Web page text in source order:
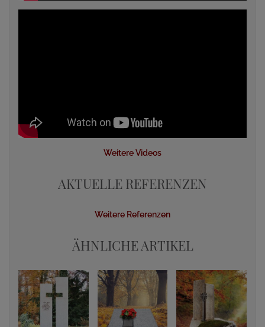
Weitere Videos
AKTUELLE REFERENZEN
Weitere Referenzen
ÄHNLICHE ARTIKEL